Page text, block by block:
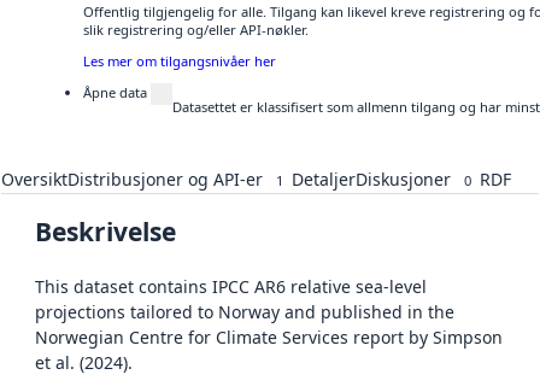
Offentlig tilgjengelig for alle. Tilgang kan likevel kreve registrering og
slik registrering og/eller API-nøkler.
Les mer om tilgangsnivåer her
Åpne data
Datasettet er klassifisert som allmenn tilgang og har
OversiktDistribusjoner og API-er 1 DetaljerDiskusjoner 0 RDF
Beskrivelse
This dataset contains IPCC AR6 relative sea-level
projections tailored to Norway and published in the
Norwegian Centre for Climate Services report by Simpson
et al. (2024).